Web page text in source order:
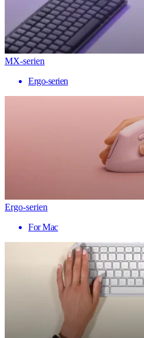
MX-serien
Ergo-serien
Ergo-serien
For Mac